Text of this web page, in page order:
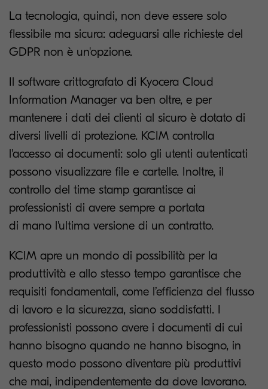
La tecnologia, quindi, non deve essere solo
flessibile ma sicura: adeguarsi alle richieste del
GDPR non è un'opzione.
Il software crittografato di Kyocera Cloud
Information Manager va ben oltre, e per
mantenere i dati dei clienti al sicuro è dotato di
diversi livelli di protezione. KCIM controlla
l'accesso ai documenti: solo gli utenti autenticati
possono visualizzare file e cartelle. Inoltre, il
controllo del time stamp garantisce ai
professionisti di avere sempre a portata
di mano l'ultima versione di un contratto.
KCIM apre un mondo di possibilità per la
produttività e allo stesso tempo garantisce che
requisiti fondamentali, come l’efficienza del flusso
di lavoro e la sicurezza, siano soddisfatti. I
professionisti possono avere i documenti di cui
hanno bisogno quando ne hanno bisogno, in
questo modo possono diventare più produttivi
che mai, indipendentemente da dove lavorano.